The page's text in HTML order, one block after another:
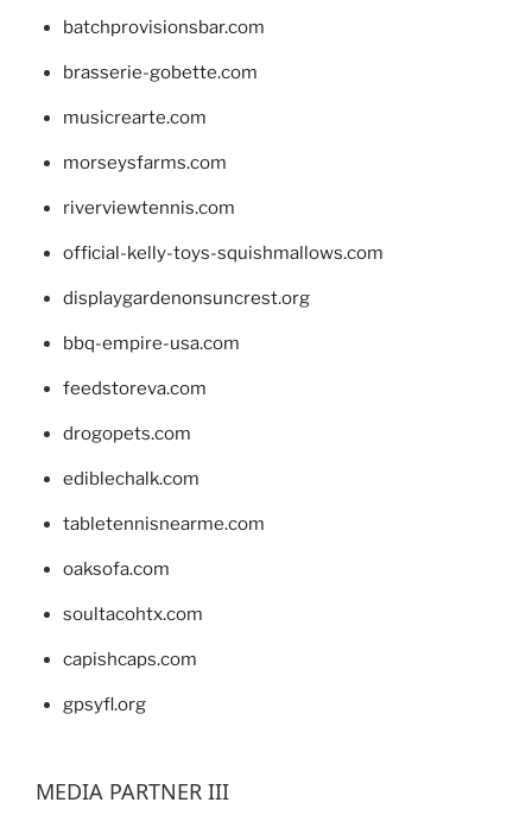
batchprovisionsbar.com
brasserie-gobette.com
musicrearte.com
morseysfarms.com
riverviewtennis.com
official-kelly-toys-squishmallows.com
displaygardenonsuncrest.org
bbq-empire-usa.com
feedstoreva.com
drogopets.com
ediblechalk.com
tabletennisnearme.com
oaksofa.com
soultacohtx.com
capishcaps.com
gpsyfl.org
MEDIA PARTNER III